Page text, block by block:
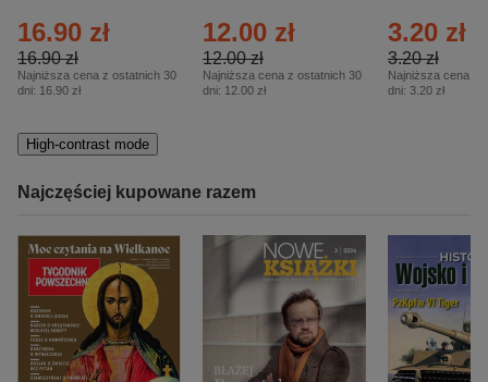
16.90 zł
16.90 zł
Najniższa cena z ostatnich 30
dni: 16.90 zł
12.00 zł
12.00 zł
Najniższa cena z ostatnich 30
dni: 12.00 zł
3.20 zł
3.20 zł
Najniższa cena z
dni: 3.20 zł
High-contrast mode
Najczęściej kupowane razem